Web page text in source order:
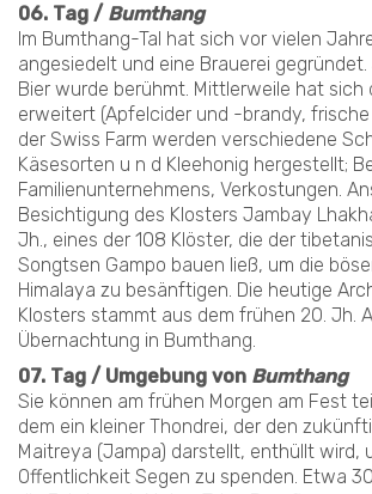
06. Tag / Bumthang
Im Bumthang-Tal hat sich vor vielen
angesiedelt und eine Brauerei gegründet.
Bier wurde berühmt. Mittlerweile hat sich
erweitert (Apfelcider und -brandy,
der Swiss Farm werden verschiedene
Käsesorten u n d Kleehonig hergestellt;
Familienunternehmens, Verkostungen.
Besichtigung des Klosters Jambay
Jh., eines der 108 Klöster, die der
Songtsen Gampo bauen ließ, um die
Himalaya zu besänftigen. Die heutige
Klosters stammt aus dem frühen 20. Jh.
Übernachtung in Bumthang.
07. Tag / Umgebung von Bumthang
Sie können am frühen Morgen am Fest
dem ein kleiner Thondrei, der den
Maitreya (Jampa) darstellt, enthüllt wird,
Offentlichkeit Segen zu spenden. Etwa